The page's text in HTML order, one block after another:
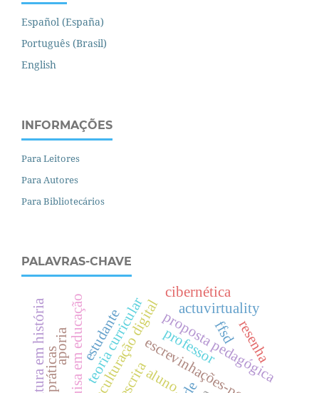
Español (España)
Português (Brasil)
English
INFORMAÇÕES
Para Leitores
Para Autores
Para Bibliotecários
PALAVRAS-CHAVE
proposta pedagógica
enculturação digital
pesquisa em educação escrita
teoria curricular ffsd
professor
aluno.
resenha
estudante actuvirtuality
aporia
cibernética